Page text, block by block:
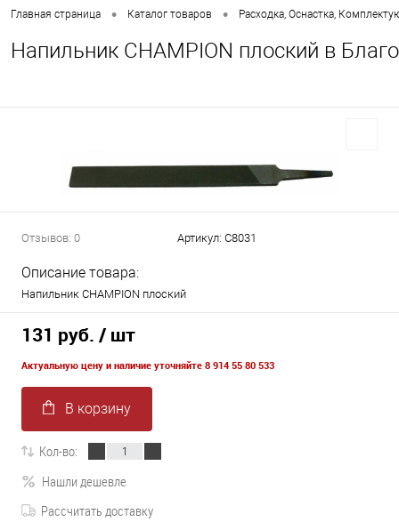
Главная страница • Каталог товаров • Расходка, Оснастка,
Напильник CHAMPION плоский в
Отзывов: 0 Артикул: C8031
Описание товара:
Напильник CHAMPION плоский
131 руб. / шт
Актуальную цену и наличие уточняйте 8 914 55 80 533
В корзину
Кол-во:
Нашли дешевле
Рассчитать доставку